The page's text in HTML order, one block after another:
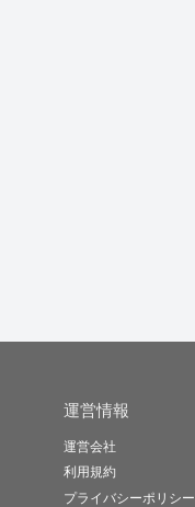
運営情報
運営会社
利用規約
プライバシーポリシー